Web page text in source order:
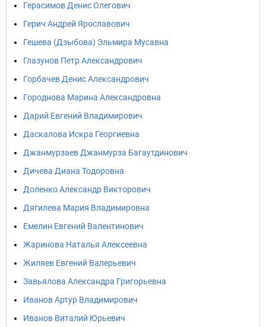
Герасимов Денис Олегович
Герич Андрей Ярославович
Гешева (Дзыбова) Эльмира Мусавна
Глазунов Петр Александрович
Горбачев Денис Александрович
Городнова Марина Александровна
Дарий Евгений Владимирович
Даскалова Искра Георгиевна
Джанмурзаев Джанмурза Багаутдинович
Дичева Диана Тодоровна
Доленко Александр Викторович
Дягилева Мария Владимировна
Емелин Евгений Валентинович
Жаринова Наталья Алексеевна
Жиляев Евгений Валерьевич
Завьялова Александра Григорьевна
Иванов Артур Владимирович
Иванов Виталий Юрьевич